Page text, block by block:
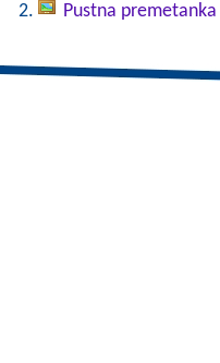
Pustna premetanka